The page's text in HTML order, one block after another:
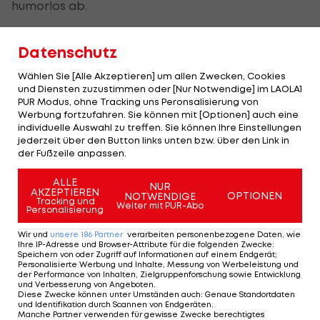
humorlos ab.
gab dann aber ihren Aufschlag trotz 40:15-Führung
zum 3:2 ab und ärgerte sich über ihre Fehler.
Im Tiebreak spielten die Nerven nicht mit. Einige
leichtfertige Fehler bescherten Halep nach 1:30
mit der Vorhand nutzte.
"Ich bin überglücklich. Ich habe jetzt viel
Selbstvertrauen. Maria ist ein großer Champion.
Zuletzt habe ich in Madrid gegen sie verloren,
vielleicht schaffe ich die Revanche."
Datenschutz
Wählen Sie [Alle Akzeptieren] um allen Zwecken, Cookies
und Diensten zuzustimmen oder [Nur Notwendige] im LAOLA1
PUR Modus, ohne Tracking uns Peronsalisierung von
Werbung fortzufahren. Sie können mit [Optionen] auch eine
individuelle Auswahl zu treffen. Sie können Ihre Einstellungen
jederzeit über den Button links unten bzw. über den Link in
der Fußzeile anpassen.
ALLE
AKZEPTIEREN
Tracking und
Personalisierung
NUR
NOTWENDIGE
Weiter mit PUR-Abo
OPTIONEN
Wir und unsere 186 Partner verarbeiten personenbezogene Daten, wie
Ihre IP-Adresse und Browser-Attribute für die folgenden Zwecke:
Speichern von oder Zugriff auf Informationen auf einem Endgerät;
Personalisierte Werbung und Inhalte, Messung von Werbeleistung und
der Performance von Inhalten, Zielgruppenforschung sowie Entwicklung
und Verbesserung von Angeboten.
Diese Zwecke können unter Umständen auch: Genaue Standortdaten
und Identifikation durch Scannen von Endgeräten.
Manche Partner verwenden für gewisse Zwecke berechtigtes